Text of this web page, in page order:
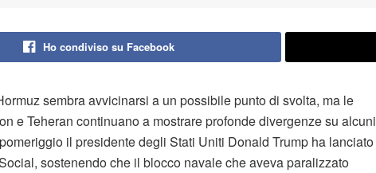
Ho condiviso su Facebook
sembra avvicinarsi a un possibile punto di svolta, ma le
e Teheran continuano a mostrare profonde divergenze su alcuni
il presidente degli Stati Uniti Donald Trump ha lanciato
sostenendo che il blocco navale che aveva paralizzato